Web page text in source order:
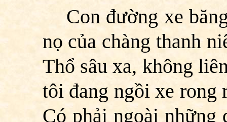
Con đường xe
nọ của chàng thanh
Thổ sâu xa, không
tôi đang ngồi xe rong
Có phải ngoài những